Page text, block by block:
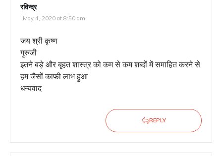
रविन्द्र
May 4, 2020 at 8:50 am
जय श्री कृष्ण
गुरुजी
इतने बड़े और बृहत शास्त्र को कम से कम शब्दों में समाहित करने से
हम जैसों काफी लाभ हुआ
धन्यवाद
REPLY